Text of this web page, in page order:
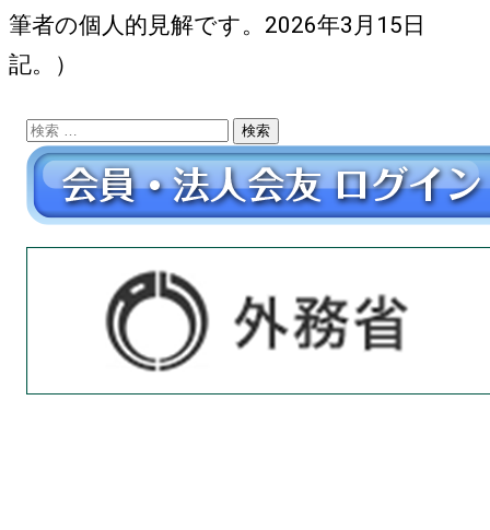
筆者の個人的見解です。2026年3月15日
記。）
検
索: